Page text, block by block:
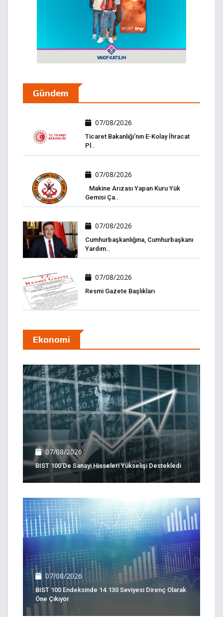
Gündem
07/08/2026
Ticaret Bakanlığı’nın E-Kolay İhracat
Pl..
07/08/2026
Makine Arızası Yapan Kuru Yük
Gemisi Ça..
07/08/2026
Cumhurbaşkanlığına, Cumhurbaşkanı
Yardım..
07/08/2026
Resmi Gazete Başlıkları
Ekonomi
07/08/2026
BIST 100'de Sanayi Hisseleri Yükselişi Destekledi
07/08/2026
BIST 100 Endeksinde 14.130 Seviyesi Direnç Olarak
Öne Çıkıyor